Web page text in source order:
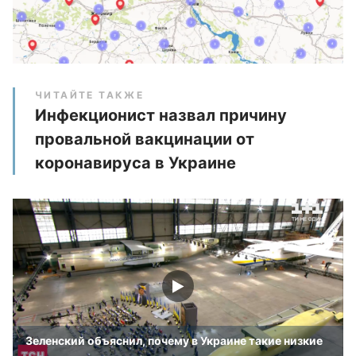
ЧИТАЙТЕ ТАКЖЕ
Инфекционист назвал причину
провальной вакцинации от
коронавируса в Украине
Зеленский объяснил, почему в Украине такие низкие